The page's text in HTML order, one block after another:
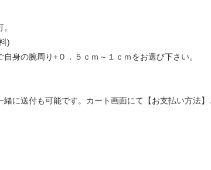
)
身の腕周り+０．５ｃｍ～１ｃｍをお選び下さい。
緒に送付も可能です。カート画面にて【お支払い方法